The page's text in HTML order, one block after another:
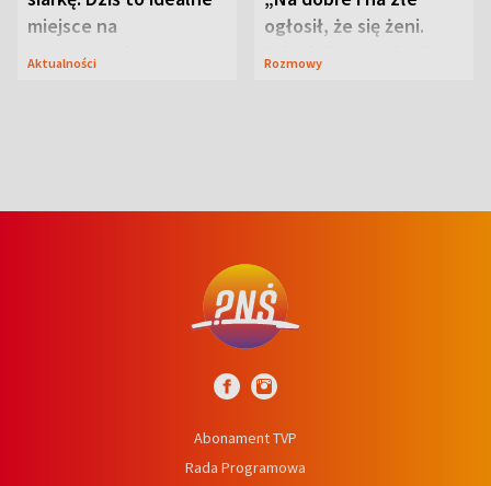
miejsce na
wypoczynek
Aktualności
ogłosił, że się żeni.
Zdradził, co zmienił
Rozmowy
Abonament TVP
Rada Programowa